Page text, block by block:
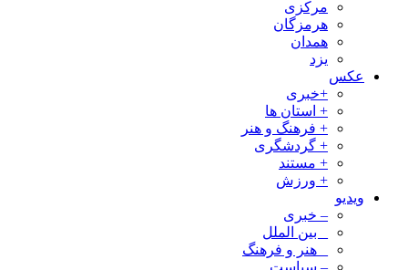
مرکزی
هرمزگان
همدان
یزد
عکس
+خبری
+ استان ها
+ فرهنگ و هنر
+ گردشگری
+ مستند
+ ورزش
ویدیو
– خبری
_ بین الملل
_ هنر و فرهنگ
– سیاست